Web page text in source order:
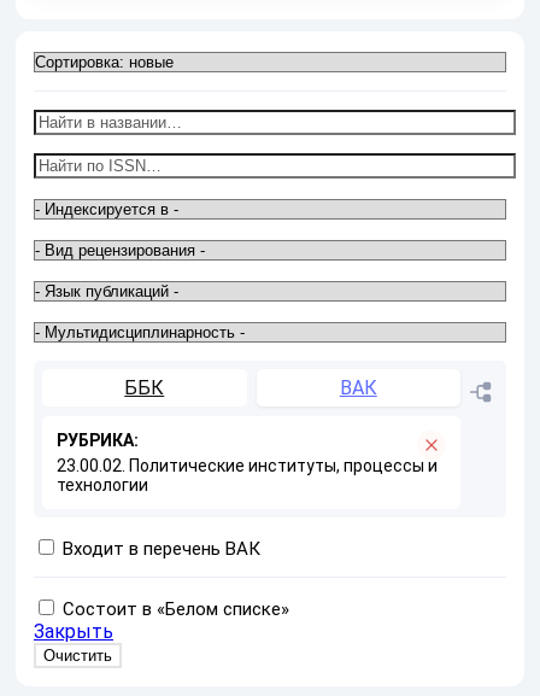
ББК ВАК
РУБРИКА:
23.00.02. Политические институты, процессы и
технологии
Входит в перечень ВАК
Состоит в «Белом списке»
Закрыть